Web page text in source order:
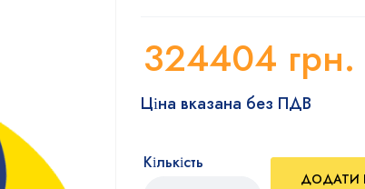
324404 грн.
Ціна вказана без ПДВ
Кількість
ДОДАТИ